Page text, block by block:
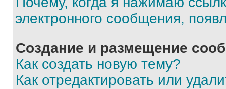
электронного сообщения,
Создание и размещение
Как создать новую тему?
Как отредактировать или